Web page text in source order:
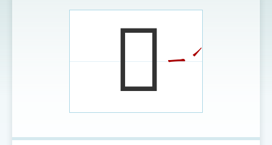
示
𡗝ㄧ ˊ